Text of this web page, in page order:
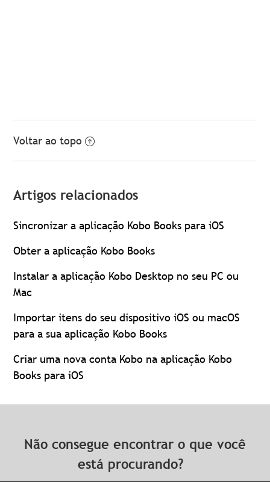
Voltar ao topo
Artigos relacionados
Sincronizar a aplicação Kobo Books para iOS
Obter a aplicação Kobo Books
Instalar a aplicação Kobo Desktop no seu PC ou
Mac
Importar itens do seu dispositivo iOS ou macOS
para a sua aplicação Kobo Books
Criar uma nova conta Kobo na aplicação Kobo
Books para iOS
Não consegue encontrar o que você
está procurando?